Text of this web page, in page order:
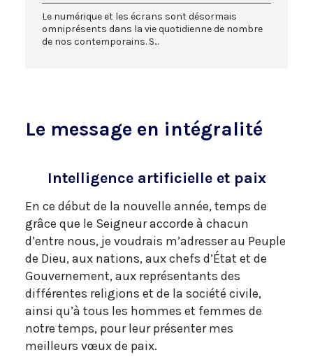
Le numérique et les écrans sont désormais
omniprésents dans la vie quotidienne de nombre
de nos contemporains. S...
Le message en intégralité
Intelligence artificielle et paix
En ce début de la nouvelle année, temps de
grâce que le Seigneur accorde à chacun
d’entre nous, je voudrais m’adresser au Peuple
de Dieu, aux nations, aux chefs d’État et de
Gouvernement, aux représentants des
différentes religions et de la société civile,
ainsi qu’à tous les hommes et femmes de
notre temps, pour leur présenter mes
meilleurs vœux de paix.